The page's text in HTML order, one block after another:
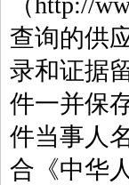
查询的供
录和证据
件一并保
件当事人
合《中华